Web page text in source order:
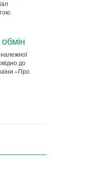
до
«Про